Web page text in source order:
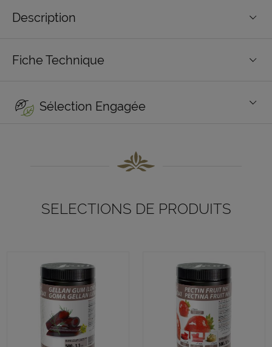
Description
Fiche Technique
Sélection Engagée
SELECTIONS DE PRODUITS